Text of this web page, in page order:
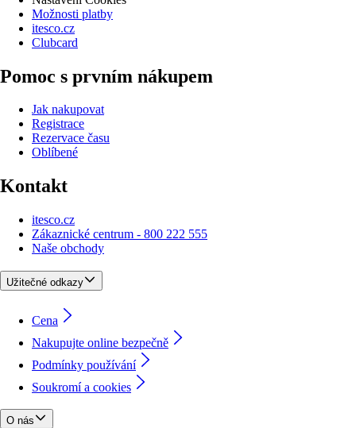
Možnosti platby
itesco.cz
Clubcard
Pomoc s prvním nákupem
Jak nakupovat
Registrace
Rezervace času
Oblíbené
Kontakt
itesco.cz
Zákaznické centrum - 800 222 555
Naše obchody
Užitečné odkazy
Cena
Nakupujte online bezpečně
Podmínky používání
Soukromí a cookies
O nás